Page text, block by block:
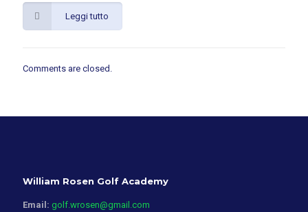
Leggi tutto
Comments are closed.
William Rosen Golf Academy
Email: golf.wrosen@gmail.com